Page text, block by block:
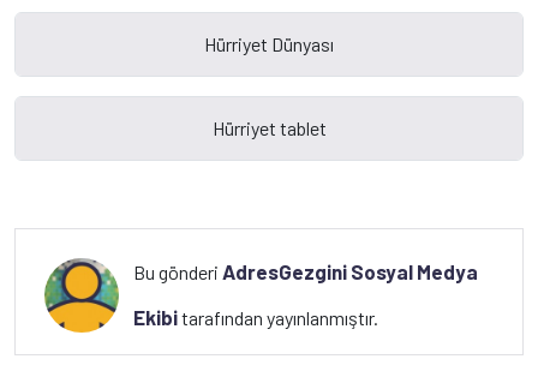
Bu gönderiAdresGezgini Sosyal Medya
Ekibitarafından yayınlanmıştır.